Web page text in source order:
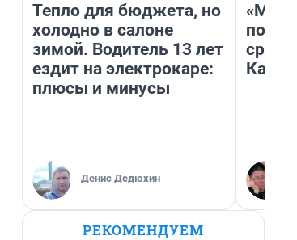
Тепло для бюджета, но
холодно в салоне
зимой. Водитель 13 лет
ездит на электрокаре:
плюсы и минусы
Денис Дедюхин
РЕКОМЕНДУЕМ